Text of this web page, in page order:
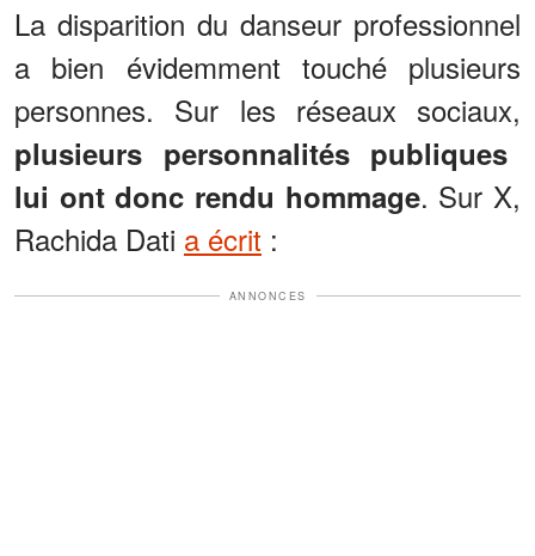
La disparition du danseur professionnel
a bien évidemment touché plusieurs
personnes. Sur les réseaux sociaux,
plusieurs personnalités publiques
lui ont donc rendu hommage. Sur X,
Rachida Dati a écrit :
ANNONCES